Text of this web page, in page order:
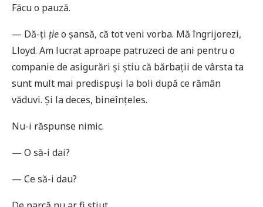
Făcu o pauză.
— Dă-ți țieo șansă, că tot veni vorba. Mă îngrijorezi,
Lloyd. Am lucrat aproape patruzeci de ani pentru o
companie de asigurări și știu că bărbații de vârsta ta
sunt mult mai predispuși la boli după ce rămân
văduvi. Și la deces, bineînțeles.
Nu-i răspunse nimic.
— O să-i dai?
— Ce să-i dau?